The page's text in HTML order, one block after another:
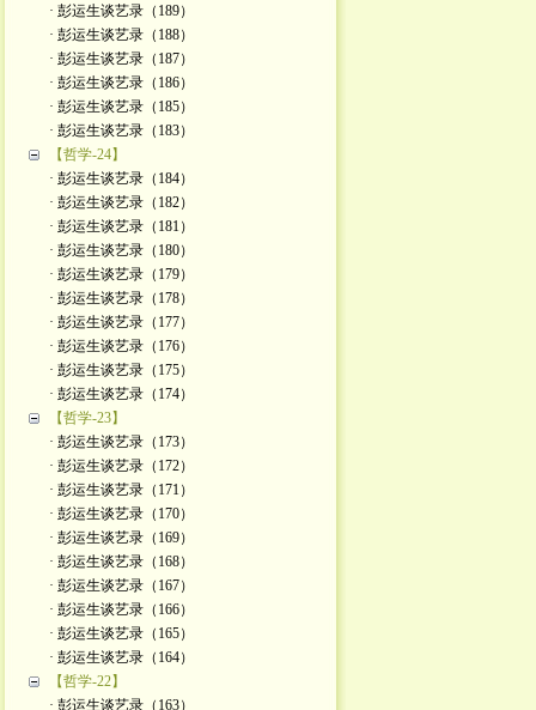
· 彭运生谈艺录（189）
· 彭运生谈艺录（188）
· 彭运生谈艺录（187）
· 彭运生谈艺录（186）
· 彭运生谈艺录（185）
· 彭运生谈艺录（183）
【哲学-24】
· 彭运生谈艺录（184）
· 彭运生谈艺录（182）
· 彭运生谈艺录（181）
· 彭运生谈艺录（180）
· 彭运生谈艺录（179）
· 彭运生谈艺录（178）
· 彭运生谈艺录（177）
· 彭运生谈艺录（176）
· 彭运生谈艺录（175）
· 彭运生谈艺录（174）
【哲学-23】
· 彭运生谈艺录（173）
· 彭运生谈艺录（172）
· 彭运生谈艺录（171）
· 彭运生谈艺录（170）
· 彭运生谈艺录（169）
· 彭运生谈艺录（168）
· 彭运生谈艺录（167）
· 彭运生谈艺录（166）
· 彭运生谈艺录（165）
· 彭运生谈艺录（164）
【哲学-22】
· 彭运生谈艺录（163）